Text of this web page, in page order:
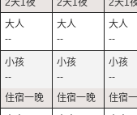
--
--
--
--
--
--